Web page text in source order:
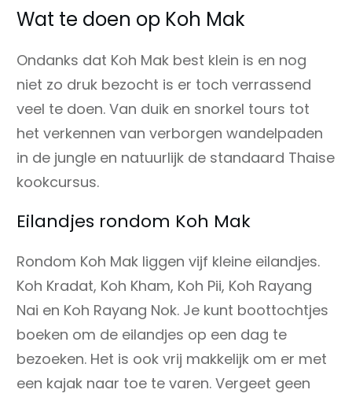
Wat te doen op Koh Mak
Ondanks dat Koh Mak best klein is en nog
niet zo druk bezocht is er toch verrassend
veel te doen. Van duik en snorkel tours tot
het verkennen van verborgen wandelpaden
in de jungle en natuurlijk de standaard Thaise
kookcursus.
Eilandjes rondom Koh Mak
Rondom Koh Mak liggen vijf kleine eilandjes.
Koh Kradat, Koh Kham, Koh Pii, Koh Rayang
Nai en Koh Rayang Nok. Je kunt boottochtjes
boeken om de eilandjes op een dag te
bezoeken. Het is ook vrij makkelijk om er met
een kajak naar toe te varen. Vergeet geen